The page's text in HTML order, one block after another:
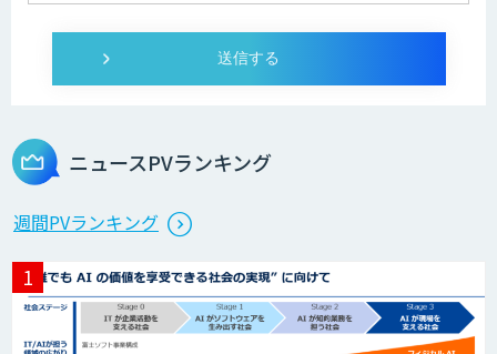
AI開発・伴走支援・内製化支援
StellaController 2.0
検図・照査AI
ニュースPVランキング
週間PVランキング